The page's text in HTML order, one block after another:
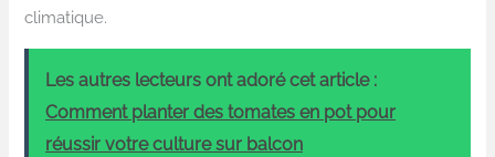
climatique.
Les autres lecteurs ont adoré cet article :
Comment planter des tomates en pot pour
réussir votre culture sur balcon